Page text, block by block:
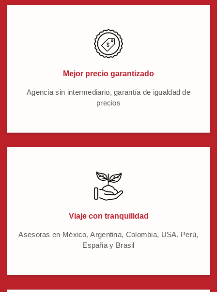
Mejor precio garantizado
Agencia sin intermediario, garantía de igualdad de
precios
Viaje con tranquilidad
Asesoras en México, Argentina, Colombia, USA, Perú,
España y Brasil